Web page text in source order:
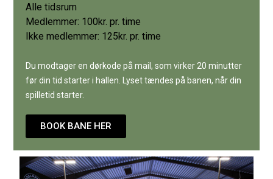
Alle tidsrum
Medlemmer: 100kr. pr. time
Ikke medlemmer: 125kr. pr. time
Du modtager en dørkode på mail, som virker 20 minutter
før din tid starter i hallen. Lyset tændes på banen, når din
spilletid starter.
BOOK BANE HER